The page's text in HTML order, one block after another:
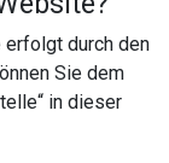
durch den
Sie dem
in dieser